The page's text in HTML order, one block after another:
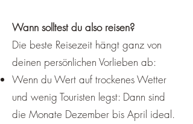
Wann solltest du also reisen?
Die beste Reisezeit hängt ganz von
deinen persönlichen Vorlieben ab:
Wenn du Wert auf trockenes Wetter
und wenig Touristen legst: Dann sind
die Monate Dezember bis April ideal.